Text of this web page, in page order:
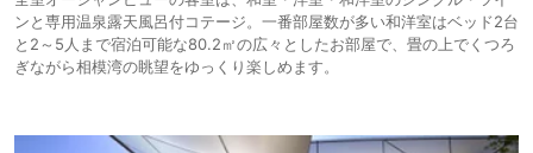
ンと専用温泉露天風呂付コテージ。一番部屋数が多い和洋室はベッド2台
と2～5人まで宿泊可能な80.2㎡の広々としたお部屋で、畳の上でくつろ
ぎながら相模湾の眺望をゆっくり楽しめます。